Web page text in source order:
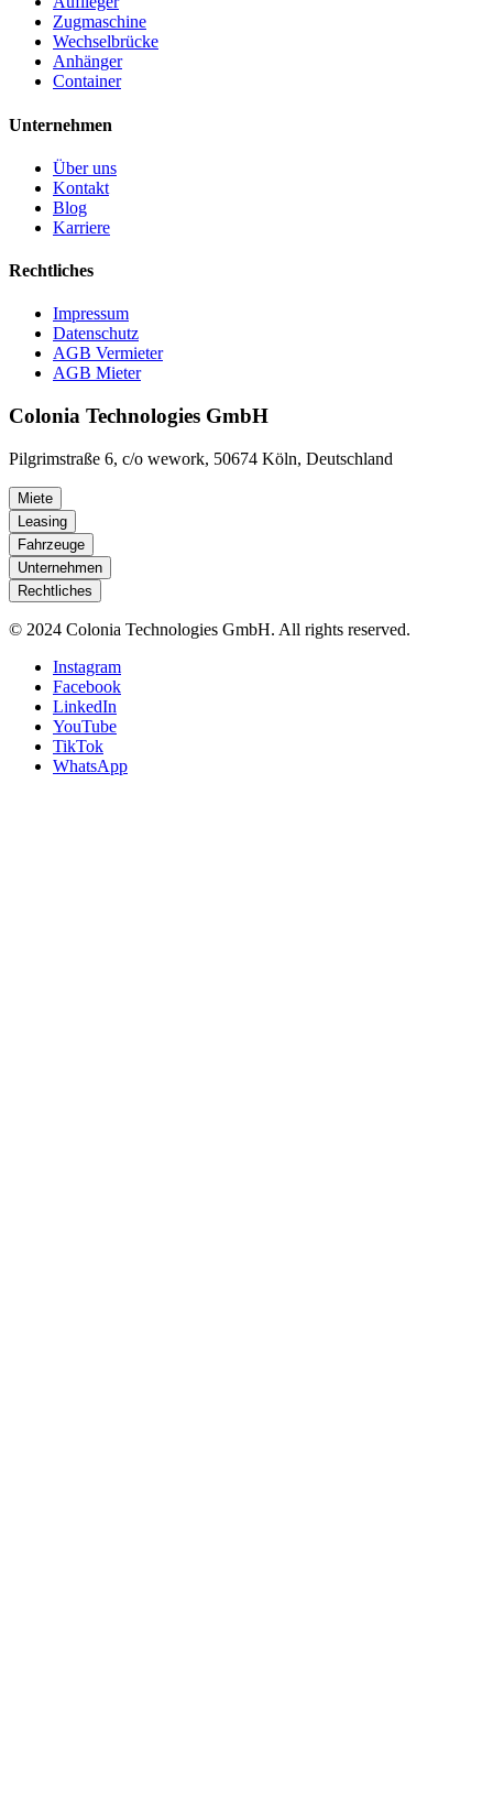
Zugmaschine
Wechselbrücke
Anhänger
Container
Unternehmen
Über uns
Kontakt
Blog
Karriere
Rechtliches
Impressum
Datenschutz
AGB Vermieter
AGB Mieter
Colonia Technologies GmbH
Pilgrimstraße 6, c/o wework, 50674 Köln, Deutschland
Miete
Leasing
Fahrzeuge
Unternehmen
Rechtliches
© 2024 Colonia Technologies GmbH. All rights reserved.
Instagram
Facebook
LinkedIn
YouTube
TikTok
WhatsApp